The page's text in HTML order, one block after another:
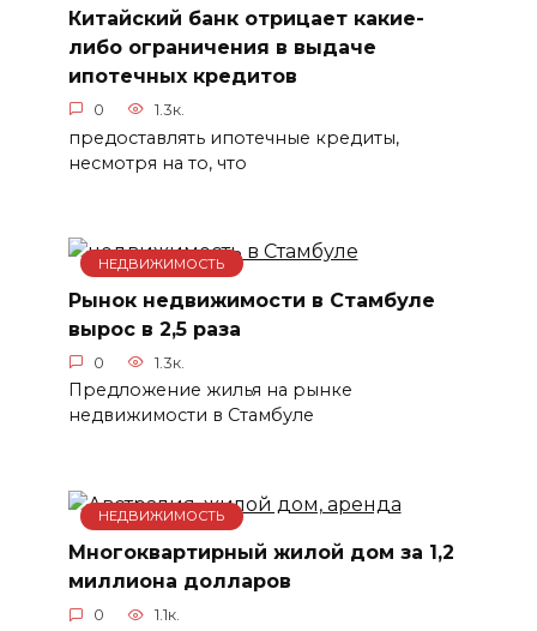
Китайский банк отрицает какие-
либо ограничения в выдаче
ипотечных кредитов
0 1.3к.
предоставлять ипотечные кредиты,
несмотря на то, что
НЕДВИЖИМОСТЬ
Рынок недвижимости в Стамбуле
вырос в 2,5 раза
0 1.3к.
Предложение жилья на рынке
недвижимости в Стамбуле
НЕДВИЖИМОСТЬ
Многоквартирный жилой дом за 1,2
миллиона долларов
0 1.1к.